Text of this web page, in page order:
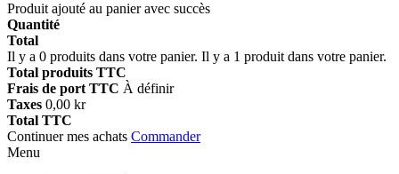
Produit ajouté au panier avec succès
Quantité
Total
Il y a 0 produits dans votre panier. Il y a 1 produit dans votre panier.
Total produits TTC
Frais de port TTC À définir
Taxes 0,00 kr
Total TTC
Continuer mes achats Commander
Menu